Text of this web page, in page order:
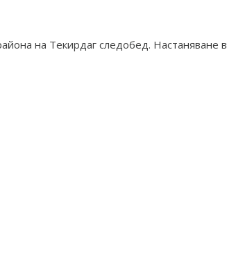
на Текирдаг следобед. Настаняване